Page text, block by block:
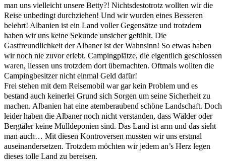
man uns vielleicht unsere Betty?! Nichtsdestotrotz wollten wir die
Reise unbedingt durchziehen! Und wir wurden eines Besseren
belehrt! Albanien ist ein Land voller Gegensätze und trotzdem
haben wir uns keine Sekunde unsicher gefühlt. Die
Gastfreundlichkeit der Albaner ist der Wahnsinn! So etwas haben
wir noch nie zuvor erlebt. Campingplätze, die eigentlich geschlossen
waren, liessen uns trotzdem dort übernachten. Oftmals wollten die
Campingbesitzer nicht einmal Geld dafür!
Frei stehen mit dem Reisemobil war gar kein Problem und es
bestand auch keinerlei Grund sich Sorgen um seine Sicherheit zu
machen. Albanien hat eine atemberaubend schöne Landschaft. Doch
leider haben die Albaner noch nicht verstanden, dass Wälder oder
Bergtäler keine Mulldeponien sind. Das Land ist arm und das sieht
man auch… Mit diesen Kontroversen mussten wir uns erstmal
auseinandersetzen. Trotzdem möchten wir jedem an’s Herz legen
dieses tolle Land zu bereisen.